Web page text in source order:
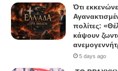
Ότι
πολίτες:
κάψουν
5 days ago